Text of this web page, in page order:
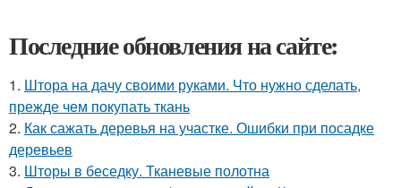
Последние обновления на сайте:
1. Штора на дачу своими руками. Что нужно сделать,
прежде чем покупать ткань
2. Как сажать деревья на участке. Ошибки при посадке
деревьев
3. Шторы в беседку. Тканевые полотна